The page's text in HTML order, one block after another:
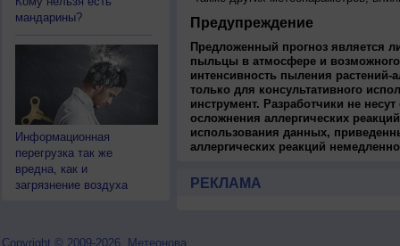
мандарины?
Информационная
перегрузка так же
вредна, как и
загрязнение воздуха
Предупреждение
Предложенный прогноз является
пыльцы в атмосфере и
интенсивность пыления растений-
только для консультативного
инструмент. Разработчики не
осложнения аллергических
использования данных,
аллергических реакций
РЕКЛАМА
Copyright © 2009-2026, Метеонова